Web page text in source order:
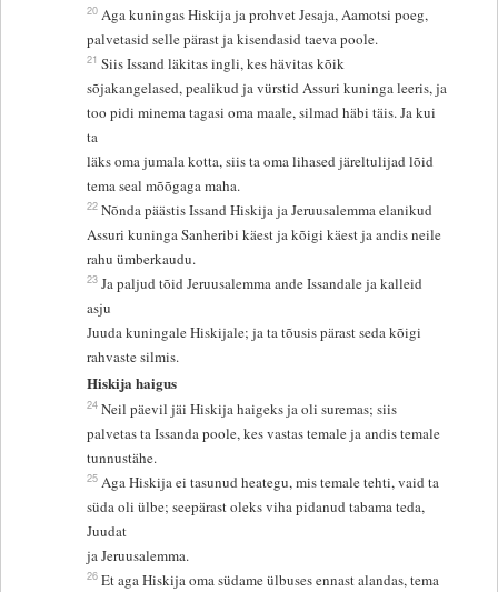
20 Aga kuningas Hiskija ja prohvet Jesaja, Aamotsi poeg,
palvetasid selle pärast ja kisendasid taeva poole.
21 Siis Issand läkitas ingli, kes hävitas kõik
sõjakangelased, pealikud ja vürstid Assuri kuninga leeris, ja
too pidi minema tagasi oma maale, silmad häbi täis. Ja kui
ta
läks oma jumala kotta, siis ta oma lihased järeltulijad lõid
tema seal mõõgaga maha.
22 Nõnda päästis Issand Hiskija ja Jeruusalemma elanikud
Assuri kuninga Sanheribi käest ja kõigi käest ja andis neile
rahu ümberkaudu.
23 Ja paljud tõid Jeruusalemma ande Issandale ja kalleid
asju
Juuda kuningale Hiskijale; ja ta tõusis pärast seda kõigi
rahvaste silmis.
Hiskija haigus
24 Neil päevil jäi Hiskija haigeks ja oli suremas; siis
palvetas ta Issanda poole, kes vastas temale ja andis temale
tunnustähe.
25 Aga Hiskija ei tasunud heategu, mis temale tehti, vaid ta
süda oli ülbe; seepärast oleks viha pidanud tabama teda,
Juudat
ja Jeruusalemma.
26 Et aga Hiskija oma südame ülbuses ennast alandas, tema